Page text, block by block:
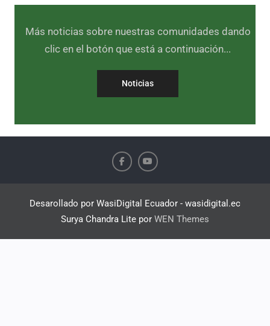
Más noticias sobre nuestras comunidades dando
clic en el botón que está a continuación...
Noticias
Desarollado por WasiDigital Ecuador - wasidigital.ec
Surya Chandra Lite por WEN Themes